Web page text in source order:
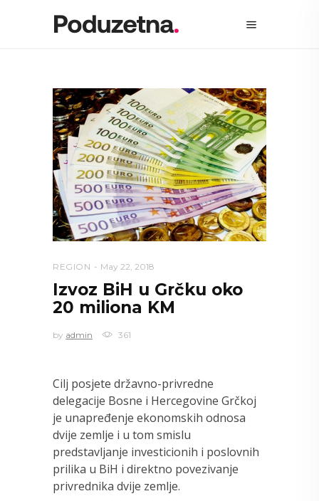
REGION May 22, 2018
Izvoz BiH u Grčku oko
20 miliona KM
by admin 361
Cilj posjete državno-privredne
delegacije Bosne i Hercegovine Grčkoj
je unapređenje ekonomskih odnosa
dvije zemlje i u tom smislu
predstavljanje investicionih i poslovnih
prilika u BiH i direktno povezivanje
privrednika dvije zemlje.